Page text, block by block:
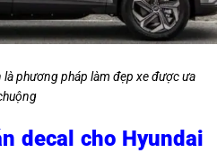
phương pháp làm đẹp xe được ưa
decal cho Hyundai